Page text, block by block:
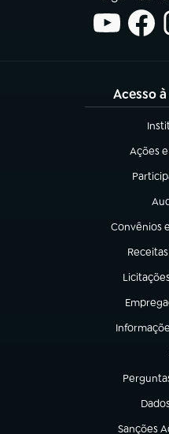
Acesso
Ações
(abre
(abre
Convênios
(abre em
(abre
(abre em
(abre
(abre em
(abre em
(abre
Sanções